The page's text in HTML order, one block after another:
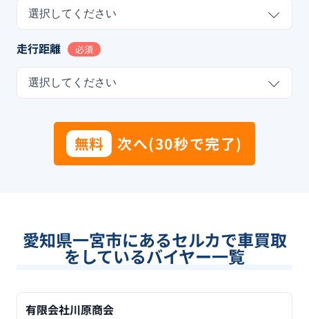
選択してください
走行距離 必須
選択してください
無料 次へ(30秒で完了)
愛知県一宮市にあるセルカで車買取
をしているバイヤー一覧
有限会社川原商会